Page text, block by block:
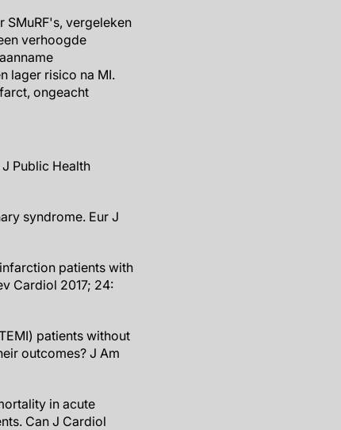
SMuRF's, vergeleken
verhoogde
lager risico na MI.
ongeacht
Public Health
syndrome. Eur J
patients with
Cardiol 2017; 24:
patients without
outcomes? J Am
in acute
Can J Cardiol